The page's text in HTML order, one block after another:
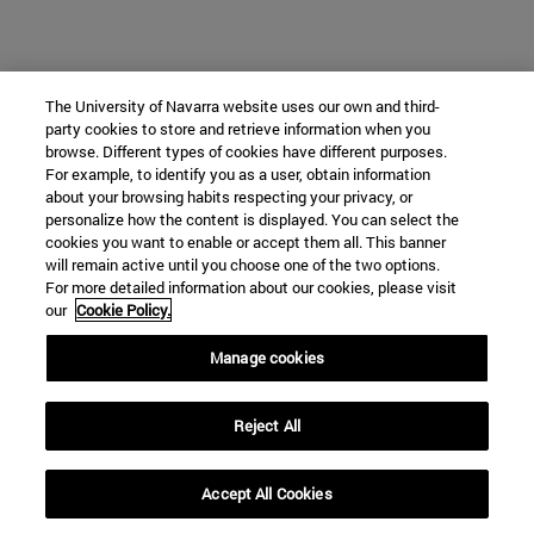
The University of Navarra website uses our own and third-
party cookies to store and retrieve information when you
browse. Different types of cookies have different purposes.
For example, to identify you as a user, obtain information
about your browsing habits respecting your privacy, or
personalize how the content is displayed. You can select the
cookies you want to enable or accept them all. This banner
will remain active until you choose one of the two options.
For more detailed information about our cookies, please visit
our Cookie Policy.
Manage cookies
Reject All
Accept All Cookies